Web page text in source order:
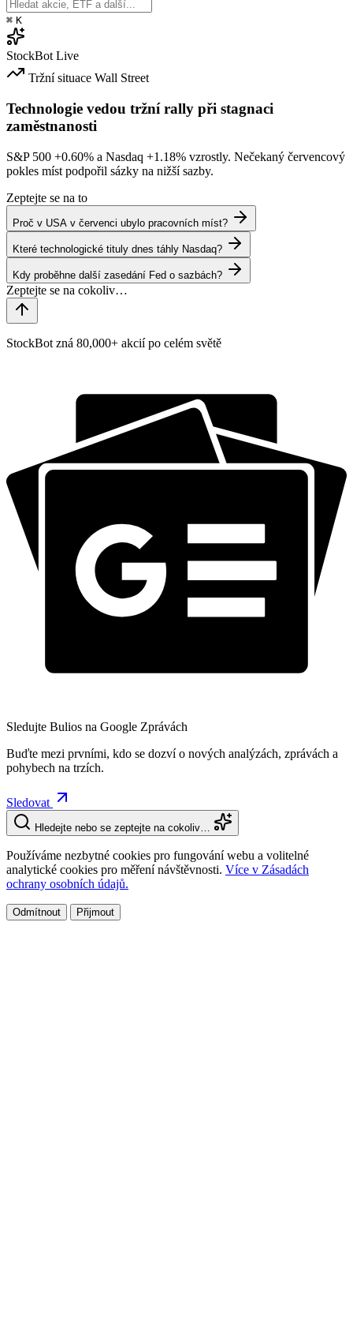
⌘ K
StockBot Live
Tržní situace Wall Street
Technologie vedou tržní rally při stagnaci
zaměstnanosti
S&P 500 +0.60% a Nasdaq +1.18% vzrostly. Nečekaný červencový
pokles míst podpořil sázky na nižší sazby.
Zeptejte se na to
Proč v USA v červenci ubylo pracovních míst?
Které technologické tituly dnes táhly Nasdaq?
Kdy proběhne další zasedání Fed o sazbách?
StockBot zná 80,000+ akcií po celém světě
Sledujte Bulios na Google Zprávách
Buďte mezi prvními, kdo se dozví o nových analýzách, zprávách a
pohybech na trzích.
Sledovat
Hledejte nebo se zeptejte na cokoliv…
Používáme nezbytné cookies pro fungování webu a volitelné
analytické cookies pro měření návštěvnosti. Více v Zásadách
ochrany osobních údajů.
Odmítnout Přijmout